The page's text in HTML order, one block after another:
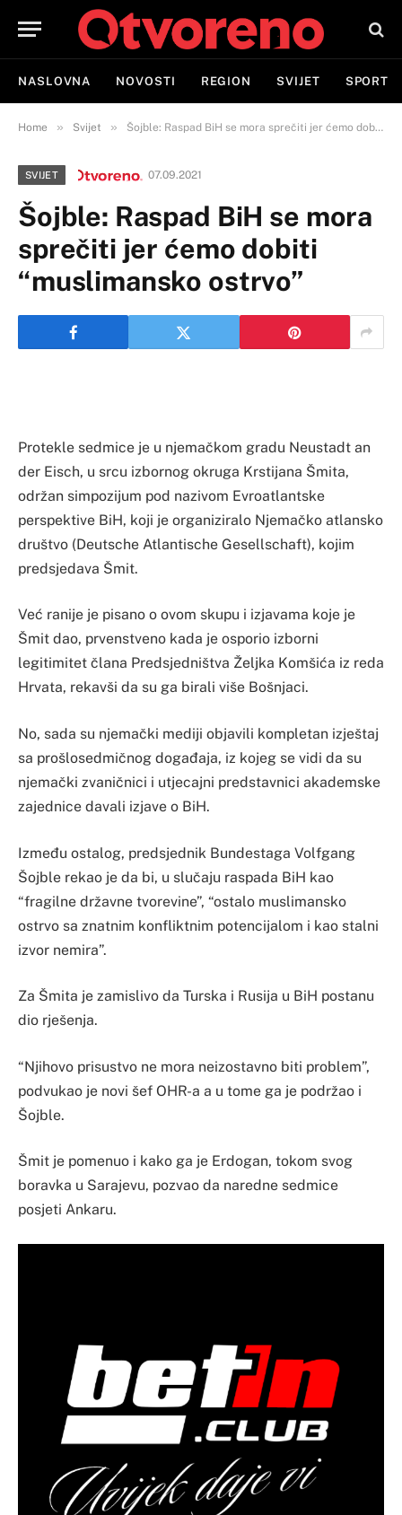
NASLOVNA NOVOSTI REGION SVIJET SPORT
Home » Svijet » Šojble: Raspad BiH se mora sprečiti jer ćemo dobiti “muslimansko ostrvo”
SVIJET 07.09.2021
Šojble: Raspad BiH se mora
sprečiti jer ćemo dobiti
“muslimansko ostrvo”
Protekle sedmice je u njemačkom gradu Neustadt an
der Eisch, u srcu izbornog okruga Krstijana Šmita,
održan simpozijum pod nazivom Evroatlantske
perspektive BiH, koji je organiziralo Njemačko atlansko
društvo (Deutsche Atlantische Gesellschaft), kojim
predsjedava Šmit.
Već ranije je pisano o ovom skupu i izjavama koje je
Šmit dao, prvenstveno kada je osporio izborni
legitimitet člana Predsjedništva Željka Komšića iz reda
Hrvata, rekavši da su ga birali više Bošnjaci.
No, sada su njemački mediji objavili kompletan izještaj
sa prošlosedmičnog događaja, iz kojeg se vidi da su
njemački zvaničnici i utjecajni predstavnici akademske
zajednice davali izjave o BiH.
Između ostalog, predsjednik Bundestaga Volfgang
Šojble rekao je da bi, u slučaju raspada BiH kao
“fragilne državne tvorevine”, “ostalo muslimansko
ostrvo sa znatnim konfliktnim potencijalom i kao stalni
izvor nemira”.
Za Šmita je zamislivo da Turska i Rusija u BiH postanu
dio rješenja.
“Njihovo prisustvo ne mora neizostavno biti problem”,
podvukao je novi šef OHR-a a u tome ga je podržao i
Šojble.
Šmit je pomenuo i kako ga je Erdogan, tokom svog
boravka u Sarajevu, pozvao da naredne sedmice
posjeti Ankaru.